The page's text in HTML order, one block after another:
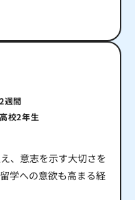
2週間
高校2年生
、意志を示す大切さを
学への意欲も高まる経